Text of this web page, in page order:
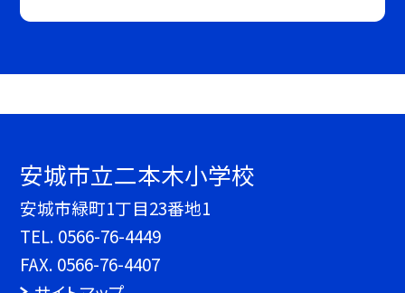
安城市立二本木小学校
安城市緑町1丁目23番地1
TEL. 0566-76-4449
FAX. 0566-76-4407